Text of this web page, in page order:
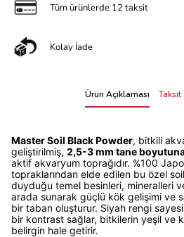
Tüm ürünlerde 12 taksit
Kolay İade
Ürün Açıklaması Taksit
Master Soil Black Powder, bitkili
geliştirilmiş, 2,5-3 mm tane
aktif akvaryum toprağıdır. %100
topraklarından elde edilen bu özel
duyduğu temel besinleri, mineralleri
arada sunarak güçlü kök gelişimi ve
bir taban oluşturur. Siyah rengi
bir kontrast sağlar, bitkilerin yeşil ve
belirgin hale getirir.